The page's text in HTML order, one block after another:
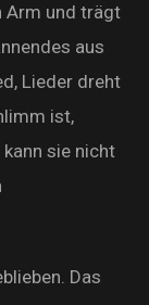
Arm und trägt
aus
Lieder dreht
ist,
sie nicht
Das